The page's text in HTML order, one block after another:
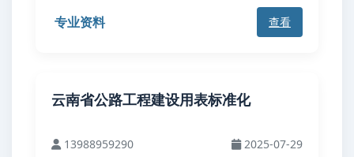
专业资料 查看
云南省公路工程建设用表标准化
13988959290 2025-07-29